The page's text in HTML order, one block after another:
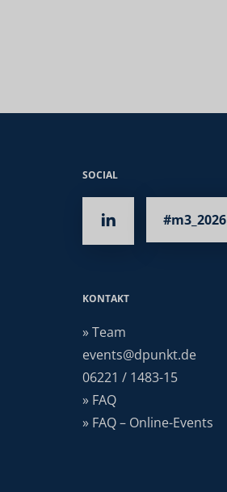
SOCIAL
#m3_2026
KONTAKT
» Team
events@dpunkt.de
06221 / 1483-15
» FAQ
» FAQ – Online-Events